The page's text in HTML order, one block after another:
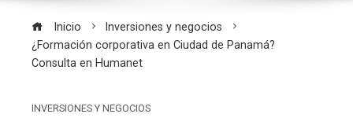
Inicio
Inversiones y negocios
¿Formación corporativa en Ciudad de Panamá?
Consulta en Humanet
INVERSIONES Y NEGOCIOS